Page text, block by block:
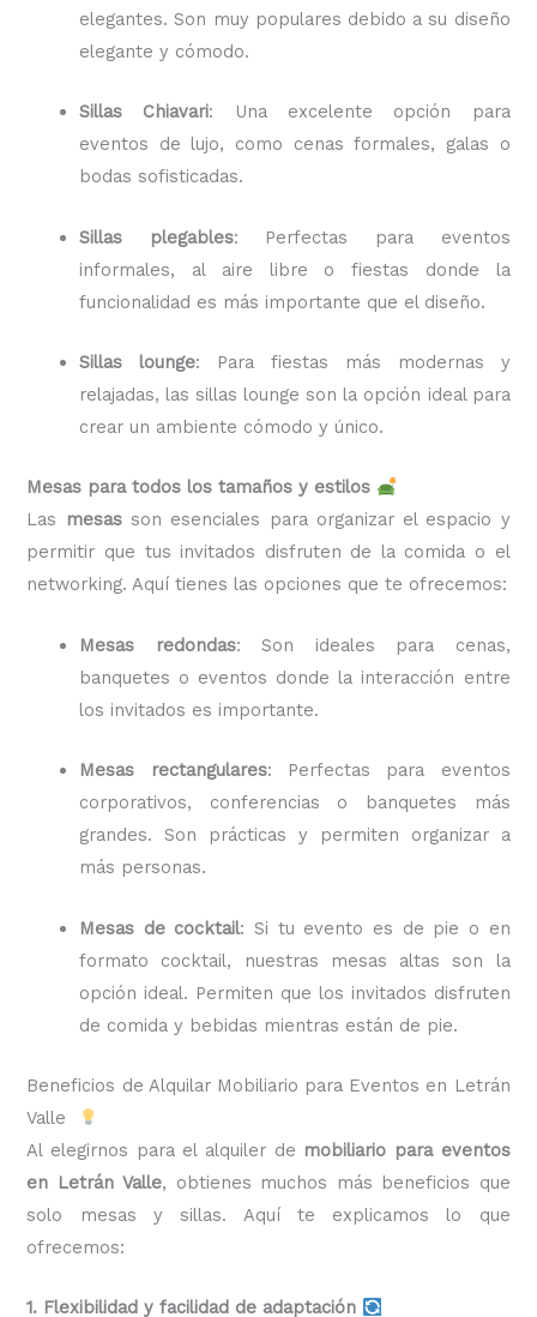
elegantes. Son muy populares debido a su diseño
elegante y cómodo.
Sillas Chiavari: Una excelente opción para
eventos de lujo, como cenas formales, galas o
bodas sofisticadas.
Sillas plegables: Perfectas para eventos
informales, al aire libre o fiestas donde la
funcionalidad es más importante que el diseño.
Sillas lounge: Para fiestas más modernas y
relajadas, las sillas lounge son la opción ideal para
crear un ambiente cómodo y único.
Mesas para todos los tamaños y estilos
Las
mesasson esenciales para organizar el espacio y
permitir que tus invitados disfruten de la comida o el
networking. Aquí tienes las opciones que te ofrecemos:
Mesas redondas: Son ideales para cenas,
banquetes o eventos donde la interacción entre
los invitados es importante.
Mesas rectangulares: Perfectas para eventos
corporativos, conferencias o banquetes más
grandes. Son prácticas y permiten organizar a
más personas.
Mesas de cocktail: Si tu evento es de pie o en
formato cocktail, nuestras mesas altas son la
opción ideal. Permiten que los invitados disfruten
de comida y bebidas mientras están de pie.
Beneficios de Alquilar Mobiliario para Eventos en Letrán
Valle
Al elegirnos para el alquiler de mobiliario para eventos
en Letrán Valle, obtienes muchos más beneficios que
solo mesas y sillas. Aquí te explicamos lo que
ofrecemos:
1. Flexibilidad y facilidad de adaptación